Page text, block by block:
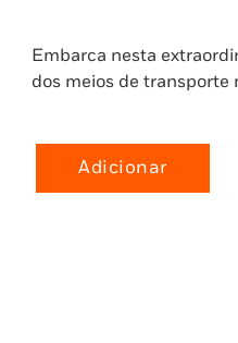
Embarca nesta
dos meios de transporte
Quantidade
Adicionar